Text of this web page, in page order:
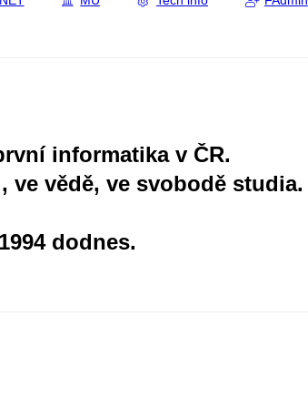
informatika v ČR.
ve vědě, ve svobodě studia.
dodnes.